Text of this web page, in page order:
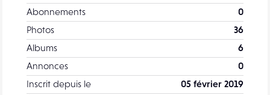
Abonnements
0
Photos
36
Albums
6
Annonces
0
Inscrit depuis le
05 février 2019